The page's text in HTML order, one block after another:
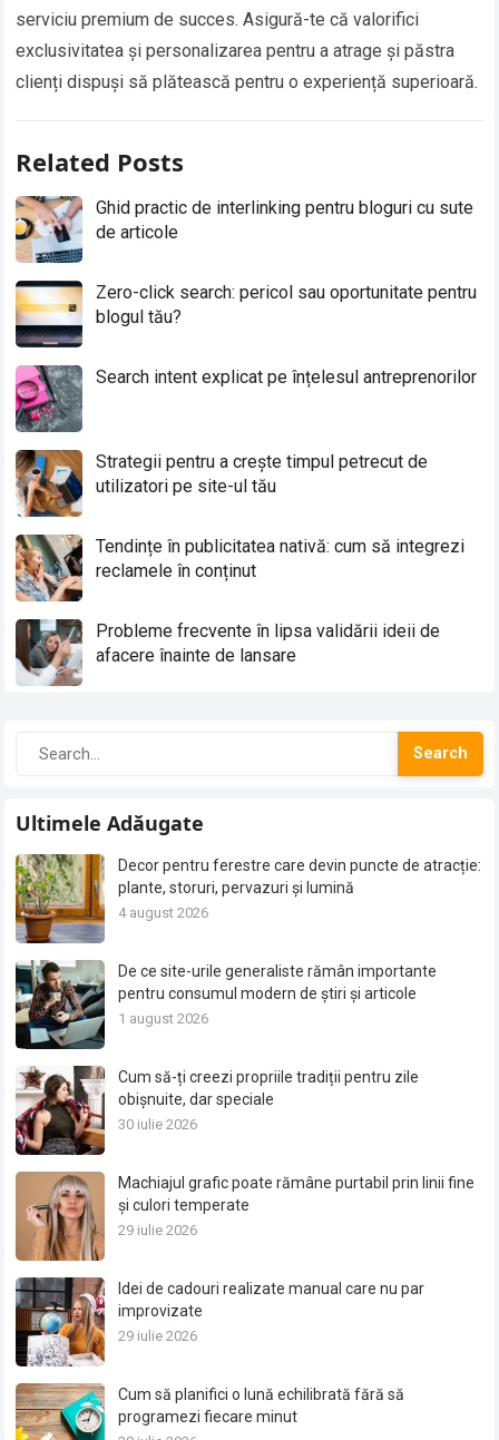
serviciu premium de succes. Asigură-te că valorifici
exclusivitatea și personalizarea pentru a atrage și păstra
clienți dispuși să plătească pentru o experiență superioară.
Related Posts
Ghid practic de interlinking pentru bloguri cu sute
de articole
Zero-click search: pericol sau oportunitate pentru
blogul tău?
Search intent explicat pe înțelesul antreprenorilor
Strategii pentru a crește timpul petrecut de
utilizatori pe site-ul tău
Tendințe în publicitatea nativă: cum să integrezi
reclamele în conținut
Probleme frecvente în lipsa validării ideii de
afacere înainte de lansare
Search
Ultimele Adăugate
Decor pentru ferestre care devin puncte de atracție:
plante, storuri, pervazuri și lumină
4 august 2026
De ce site-urile generaliste rămân importante
pentru consumul modern de știri și articole
1 august 2026
Cum să-ți creezi propriile tradiții pentru zile
obișnuite, dar speciale
30 iulie 2026
Machiajul grafic poate rămâne purtabil prin linii fine
și culori temperate
29 iulie 2026
Idei de cadouri realizate manual care nu par
improvizate
29 iulie 2026
Cum să planifici o lună echilibrată fără să
programezi fiecare minut